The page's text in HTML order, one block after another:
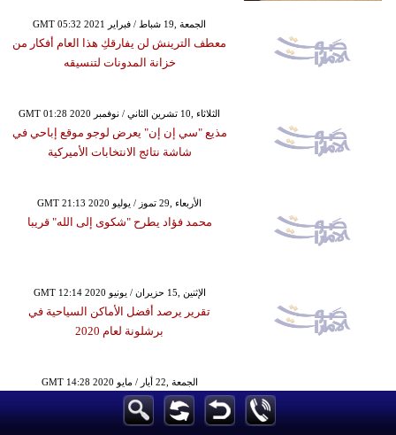
GMT 05:32 2021 الجمعة ,19 شباط / فبراير
معطف الترينش لن يفارقكِ هذا العام أفكار من
خزانة المدونات لتنسيقه
GMT 01:28 2020 الثلاثاء ,10 تشرين الثاني / نوفمبر
مذيع "سي إن إن" يعرض لوجو موقع إباحي في
شاشة نتائج الانتخابات الأميركية
GMT 21:13 2020 الأربعاء ,29 تموز / يوليو
محمد فؤاد يطرح "شكوى إلى الله" قريبا
GMT 12:14 2020 الإثنين ,15 حزيران / يونيو
تقرير يرصد أفضل الأماكن السياحية في
برشلونة لعام 2020
GMT 14:28 2020 الجمعة ,22 أيار / مايو
"المراسلين الأجانب" في اليابان يسحب محاكاة
ساخرة لدورة الألعاب الأولمبية